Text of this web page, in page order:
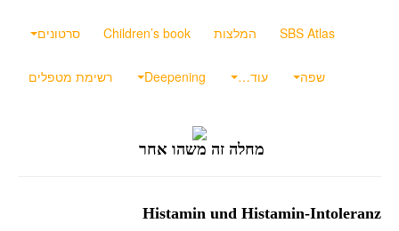
סרטונים Children’s book המלצות SBS Atlas
רשימת מטפלים Deepening עוד… שפה
מחלה זה משהו אחר
Histamin und Histamin-Intoleranz